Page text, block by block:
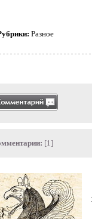
Разное
[1]